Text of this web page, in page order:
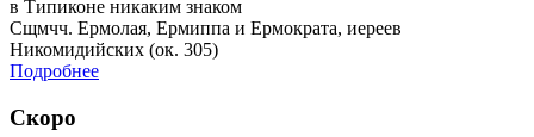
Сщмчч. Ермолая, Ермиппа и Ермократа, иереев
Никомидийских (ок. 305)
Подробнее
Скоро